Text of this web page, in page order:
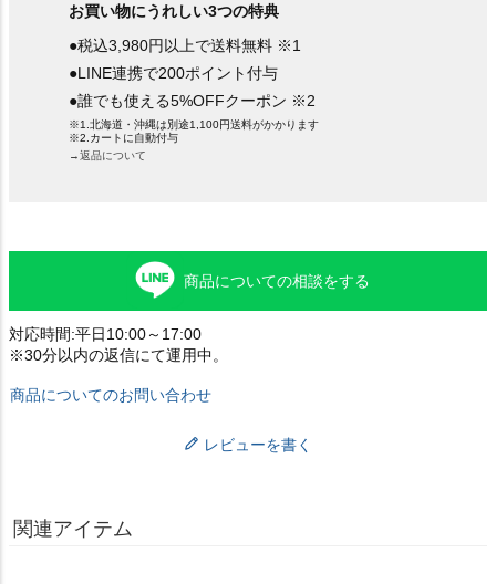
お買い物にうれしい3つの特典
●税込3,980円以上で送料無料 ※1
●LINE連携で200ポイント付与
●誰でも使える5%OFFクーポン ※2
※1.北海道・沖縄は別途1,100円送料がかかります
※2.カートに自動付与
→返品について
商品についての相談をする
対応時間:平日10:00～17:00
※30分以内の返信にて運用中。
商品についてのお問い合わせ
レビューを書く
関連アイテム